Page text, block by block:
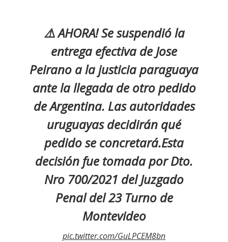
⚠️ AHORA! Se suspendió la
entrega efectiva de Jose
Peirano a la justicia paraguaya
ante la llegada de otro pedido
de Argentina. Las autoridades
uruguayas decidirán qué
pedido se concretará.Esta
decisión fue tomada por Dto.
Nro 700/2021 del Juzgado
Penal del 23 Turno de
Montevideo
pic.twitter.com/GuLPCEM8bn